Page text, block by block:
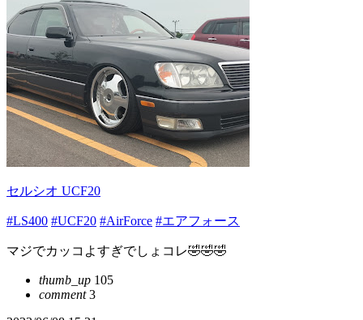
セルシオ UCF20
#LS400 #UCF20 #AirForce #エアフォース
マジでカッコよすぎでしょコレ🤣🤣🤣
thumb_up 105
comment3